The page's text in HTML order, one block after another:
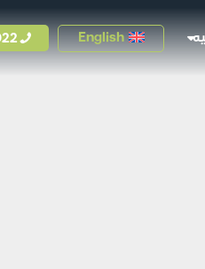
English